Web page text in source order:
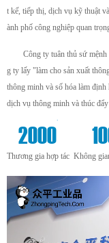
t kế, tiếp thị, dịch vụ kỹ thuật
ành phố công nghiệp quan
Công ty tuân thủ sứ
g ty lấy "làm cho sản xuất
thông minh và số hóa làm
dịch vụ thông minh và thúc
2000
+
Thương gia hợp tác Không